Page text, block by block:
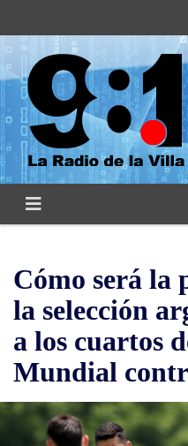
Cómo será la
la selección
a los cuartos
Mundial